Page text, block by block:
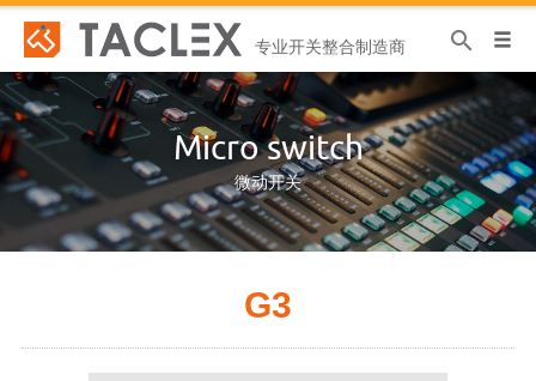
专业开关整合制造商
Micro switch
微动开关
G3